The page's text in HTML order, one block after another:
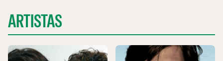
ARTISTAS